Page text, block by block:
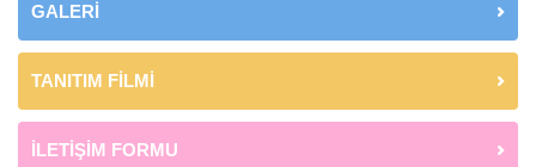
GALERİ
TANITIM FİLMİ
İLETİŞİM FORMU